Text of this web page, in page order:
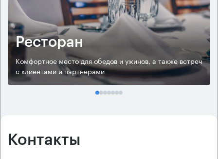
Ресторан
Комфортное место для обедов и ужинов, а также встреч
с клиентами и партнерами
Контакты